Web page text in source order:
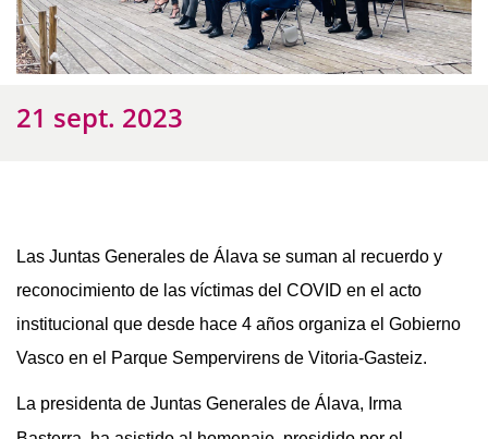
21 sept. 2023
Las Juntas Generales de Álava se suman al recuerdo y
reconocimiento de las víctimas del COVID en el acto
institucional que desde hace 4 años organiza el Gobierno
Vasco en el Parque Sempervirens de Vitoria-Gasteiz.
La presidenta de Juntas Generales de Álava, Irma